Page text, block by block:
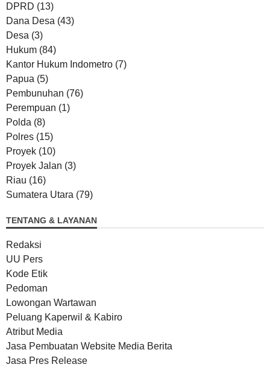
DPRD (13)
Dana Desa (43)
Desa (3)
Hukum (84)
Kantor Hukum Indometro (7)
Papua (5)
Pembunuhan (76)
Perempuan (1)
Polda (8)
Polres (15)
Proyek (10)
Proyek Jalan (3)
Riau (16)
Sumatera Utara (79)
TENTANG & LAYANAN
Redaksi
UU Pers
Kode Etik
Pedoman
Lowongan Wartawan
Peluang Kaperwil & Kabiro
Atribut Media
Jasa Pembuatan Website Media Berita
Jasa Pres Release